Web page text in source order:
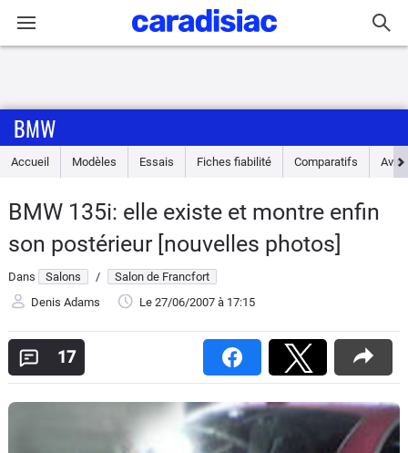
Accueil
Essais
Guide
d'achat
Electriques
Utilitaires
BMW
Accueil Modèles Essais Fiches fiabilité Comparatifs Avis
BMW 135i: elle existe et montre enfin
son postérieur [nouvelles photos]
Dans Salons /
Salon de Francfort
Denis Adams
Le 27/06/2007 à 17:15
17